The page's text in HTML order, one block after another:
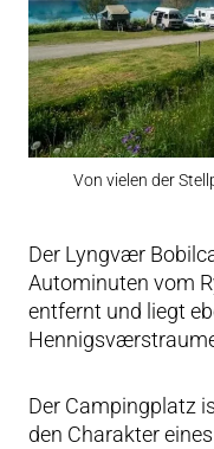
Von vielen der
Der Lyngvær
Autominuten vom
entfernt und liegt
Der Campingplatz
den Charakter